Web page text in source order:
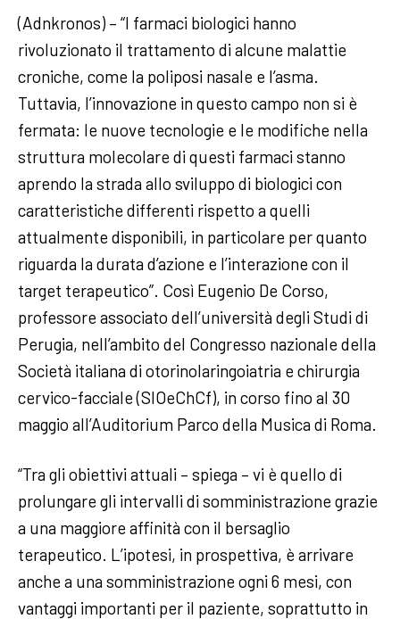
(Adnkronos) – “I farmaci biologici hanno
rivoluzionato il trattamento di alcune malattie
croniche, come la poliposi nasale e l’asma.
Tuttavia, l’innovazione in questo campo non si è
fermata: le nuove tecnologie e le modifiche nella
struttura molecolare di questi farmaci stanno
aprendo la strada allo sviluppo di biologici con
caratteristiche differenti rispetto a quelli
attualmente disponibili, in particolare per quanto
riguarda la durata d’azione e l’interazione con il
target terapeutico”. Così Eugenio De Corso,
professore associato dell’università degli Studi di
Perugia, nell’ambito del Congresso nazionale della
Società italiana di otorinolaringoiatria e chirurgia
cervico-facciale (SIOeChCf), in corso fino al 30
maggio all’Auditorium Parco della Musica di Roma.
“Tra gli obiettivi attuali – spiega – vi è quello di
prolungare gli intervalli di somministrazione grazie
a una maggiore affinità con il bersaglio
terapeutico. L’ipotesi, in prospettiva, è arrivare
anche a una somministrazione ogni 6 mesi, con
vantaggi importanti per il paziente, soprattutto in